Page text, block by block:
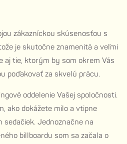
zákazníckou skúsenosťou s
je skutočne znamenitá a veľmi
aj tie, ktorým by som okrem Vás
poďakovať za skvelú prácu.
oddelenie Vašej spoločnosti.
ako dokážete milo a vtipne
Jednoznačne na
billboardu som sa začala o